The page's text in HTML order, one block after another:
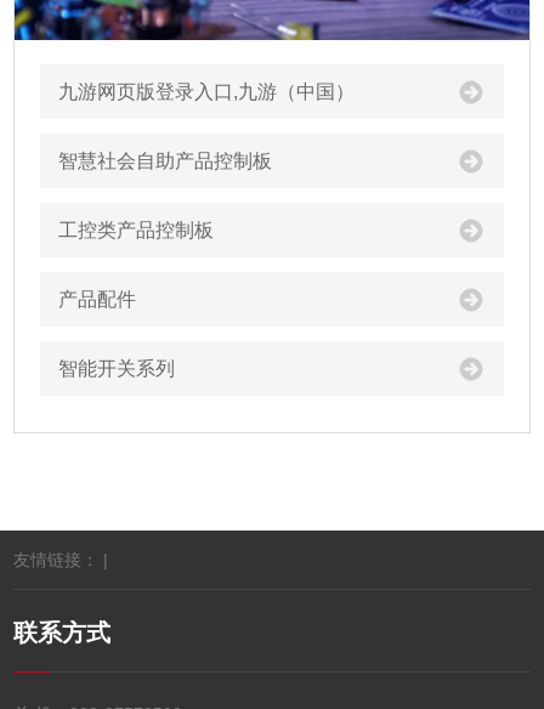
九游网页版登录入口,九游（中国）
智慧社会自助产品控制板
工控类产品控制板
产品配件
智能开关系列
友情链接： |
联系方式